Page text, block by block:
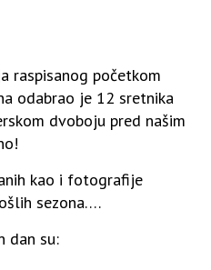
raspisanog početkom
odabrao je 12 sretnika
dvoboju pred našim
kao i fotografije
sezona….
dan su: